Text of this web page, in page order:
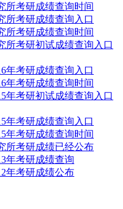
所考研成绩查询时间
所考研成绩查询入口
所考研成绩查询时间
所考研初试成绩查询入口
年考研成绩查询入口
年考研成绩查询时间
年考研初试成绩查询入口
年考研成绩查询入口
年考研成绩查询时间
所考研成绩已经公布
年考研成绩查询
年考研成绩公布